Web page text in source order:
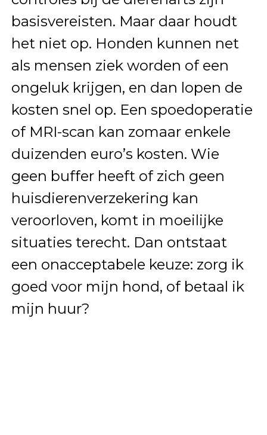
basisvereisten. Maar daar houdt
het niet op. Honden kunnen net
als mensen ziek worden of een
ongeluk krijgen, en dan lopen de
kosten snel op. Een spoedoperatie
of MRI-scan kan zomaar enkele
duizenden euro’s kosten. Wie
geen buffer heeft of zich geen
huisdierenverzekering kan
veroorloven, komt in moeilijke
situaties terecht. Dan ontstaat
een onacceptabele keuze: zorg ik
goed voor mijn hond, of betaal ik
mijn huur?